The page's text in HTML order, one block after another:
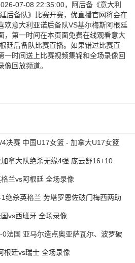
07-08 22:35:00，阿后备《意大利
后备队》比赛开赛，优直播官网将会在
欢意大利亚诺后备队VS基尔梅斯阿根廷
，第一时间在本页面免费在线观看意大
廷后备队比赛直播。如果错过比赛直
一时间送上比赛视频集锦和全场录像回
回放频道。
决赛 中国U17女篮 - 加拿大U17女篮
拿大队绝杀无缘4强 庞云舒16+10
兰vs阿根廷 全场录像
绝杀英格兰 劳塔罗恩佐破门梅西两助
vs西班牙 全场录像
法国 亚马尔造点奥亚萨瓦尔、波罗破
根廷vs瑞士 全场录像